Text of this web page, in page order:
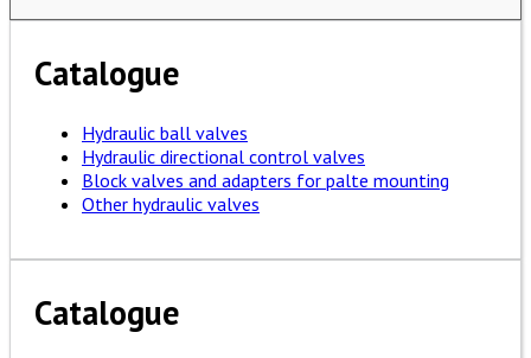
Catalogue
Hydraulic ball valves
Hydraulic directional control valves
Block valves and adapters for palte mounting
Other hydraulic valves
Catalogue